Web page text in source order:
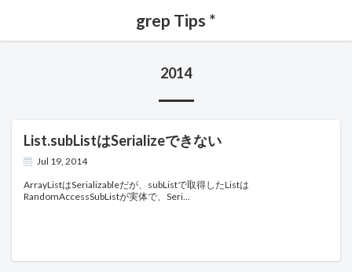
grep Tips *
2014
List.subListはSerializeできない
Jul 19, 2014
ArrayListはSerializableだが、subListで取得したListは
RandomAccessSubListが実体で、Seri